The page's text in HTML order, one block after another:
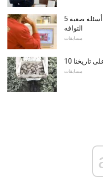
5 طرق سهلة للعثور على إجابات لأسئلة أسئلة صعبة
التوافه
مسابقات
تاريخنا
مسابقات